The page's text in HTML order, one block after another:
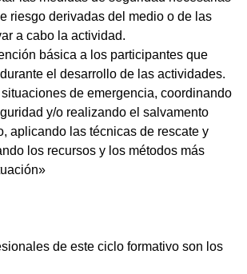
riesgo derivadas del medio o de las
a cabo la actividad.
básica a los participantes que
el desarrollo de las actividades.
de emergencia, coordinando
y/o realizando el salvamento
aplicando las técnicas de rescate y
los recursos y los métodos más
de este ciclo formativo son los